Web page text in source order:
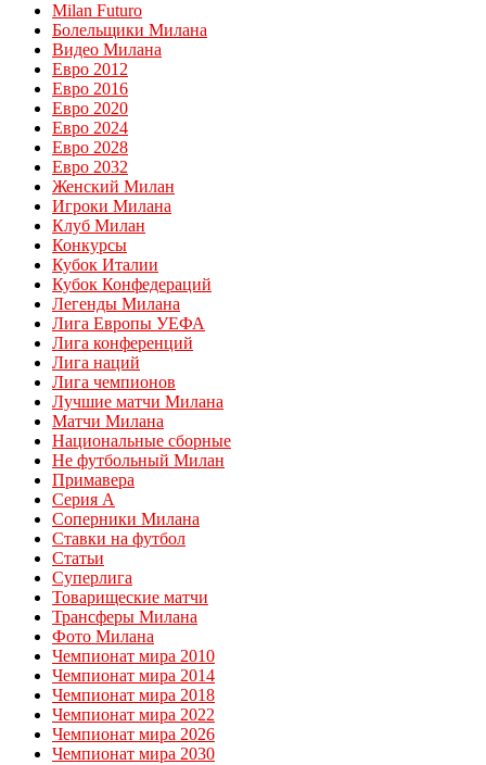
Milan Futuro
Болельщики Милана
Видео Милана
Евро 2012
Евро 2016
Евро 2020
Евро 2024
Евро 2028
Евро 2032
Женский Милан
Игроки Милана
Клуб Милан
Конкурсы
Кубок Италии
Кубок Конфедераций
Легенды Милана
Лига Европы УЕФА
Лига конференций
Лига наций
Лига чемпионов
Лучшие матчи Милана
Матчи Милана
Национальные сборные
Не футбольный Милан
Примавера
Серия А
Соперники Милана
Ставки на футбол
Статьи
Суперлига
Товарищеские матчи
Трансферы Милана
Фото Милана
Чемпионат мира 2010
Чемпионат мира 2014
Чемпионат мира 2018
Чемпионат мира 2022
Чемпионат мира 2026
Чемпионат мира 2030